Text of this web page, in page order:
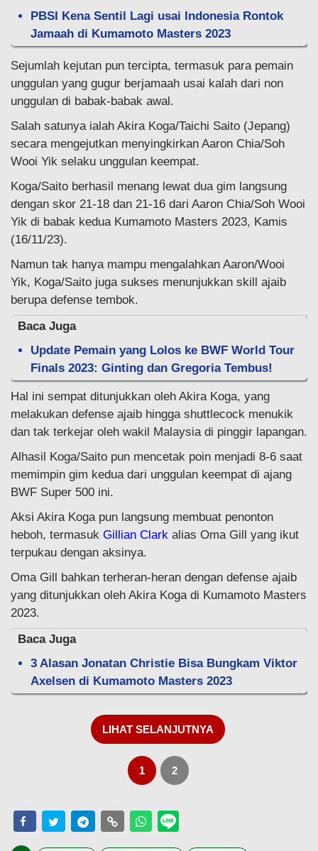
PBSI Kena Sentil Lagi usai Indonesia Rontok
Jamaah di Kumamoto Masters 2023
Sejumlah kejutan pun tercipta, termasuk para pemain
unggulan yang gugur berjamaah usai kalah dari non
unggulan di babak-babak awal.
Salah satunya ialah Akira Koga/Taichi Saito (Jepang)
secara mengejutkan menyingkirkan Aaron Chia/Soh
Wooi Yik selaku unggulan keempat.
Koga/Saito berhasil menang lewat dua gim langsung
dengan skor 21-18 dan 21-16 dari Aaron Chia/Soh Wooi
Yik di babak kedua Kumamoto Masters 2023, Kamis
(16/11/23).
Namun tak hanya mampu mengalahkan Aaron/Wooi
Yik, Koga/Saito juga sukses menunjukkan skill ajaib
berupa defense tembok.
Baca Juga
Update Pemain yang Lolos ke BWF World Tour
Finals 2023: Ginting dan Gregoria Tembus!
Hal ini sempat ditunjukkan oleh Akira Koga, yang
melakukan defense ajaib hingga shuttlecock menukik
dan tak terkejar oleh wakil Malaysia di pinggir lapangan.
Alhasil Koga/Saito pun mencetak poin menjadi 8-6 saat
memimpin gim kedua dari unggulan keempat di ajang
BWF Super 500 ini.
Aksi Akira Koga pun langsung membuat penonton
heboh, termasuk Gillian Clark alias Oma Gill yang ikut
terpukau dengan aksinya.
Oma Gill bahkan terheran-heran dengan defense ajaib
yang ditunjukkan oleh Akira Koga di Kumamoto Masters
2023.
Baca Juga
3 Alasan Jonatan Christie Bisa Bungkam Viktor
Axelsen di Kumamoto Masters 2023
LIHAT SELANJUTNYA
1 2